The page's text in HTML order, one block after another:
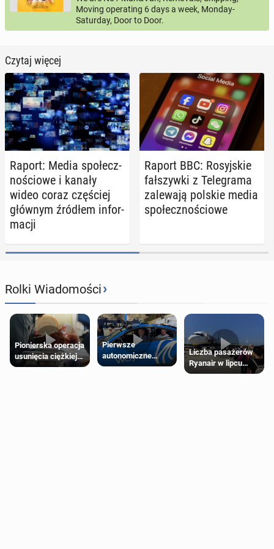
Moving operating 6 days a week, Monday-
Saturday, Door to Door.
Czytaj więcej
Raport: Media spo­łecz­
no­ścio­we i kanały
wideo coraz czę­ściej
głównym źródłem in­for­
ma­cji
Raport BBC: Ro­syj­skie
fał­szyw­ki z Te­le­gra­ma
za­le­wa­ją polskie media
spo­łecz­no­ścio­we
Rolki Wiadomości›
Pionierska operacja
usunięcia ciężkiej
wady wrodzonej
Pierwsze
autonomiczne
Ubery pojawią się
Liczba pasażerów
Ryanair w lipcu
pobiła rekord